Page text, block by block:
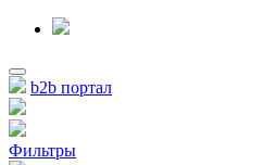
b2b портал
Фильтры